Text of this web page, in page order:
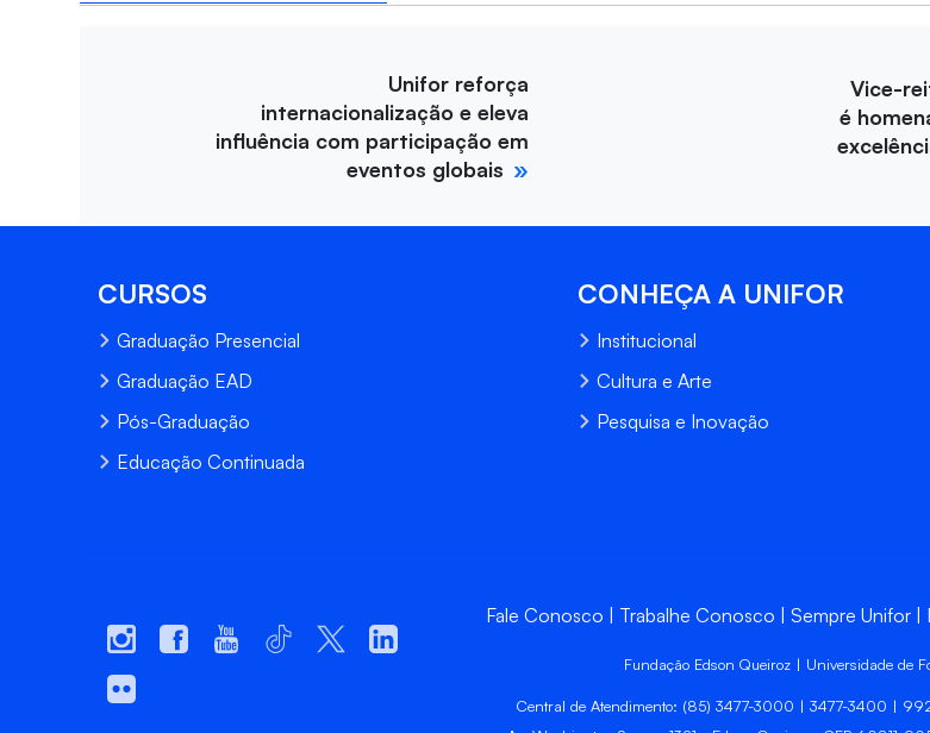
Unifor reforça
internacionalização e eleva
influência com participação em
eventos globais
Vice-
é
CURSOS
Graduação Presencial
Graduação EAD
Pós-Graduação
Educação Continuada
CONHEÇA A UNIFOR
Institucional
Cultura e Arte
Pesquisa e Inovação
Fale Conosco Trabalhe Conosco Sempre Unifor
Fundação Edson Queiroz | Universidade de
Central de Atendimento: (85) 3477-3000 | 3477-3400 |